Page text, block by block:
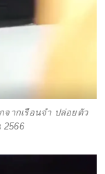
จากเรือนจำ ปล่อยตัว
2566